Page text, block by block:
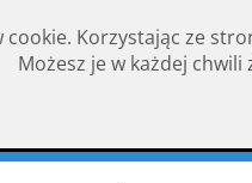
Korzystając ze
Możesz je w każdej